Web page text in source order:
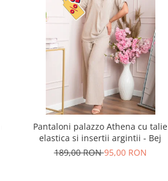
Pantaloni palazzo Athena cu talie
elastica si insertii argintii - Bej
189,00 RON95,00 RON